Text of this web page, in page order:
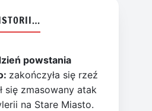
powstania
zakończyła się rzeź
się zmasowany atak
na Stare Miasto.